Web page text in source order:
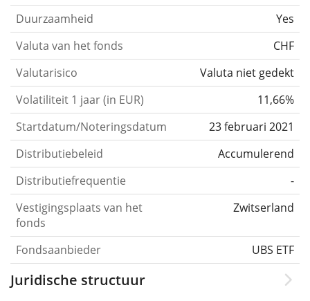
Duurzaamheid
Yes
Valuta van het fonds
CHF
Valutarisico
Valuta niet gedekt
Volatiliteit 1 jaar (in EUR)
11,66%
Startdatum/Noteringsdatum
23 februari 2021
Distributiebeleid
Accumulerend
Distributiefrequentie
-
Vestigingsplaats van het
fonds
Zwitserland
Fondsaanbieder UBS ETF
Juridische structuur